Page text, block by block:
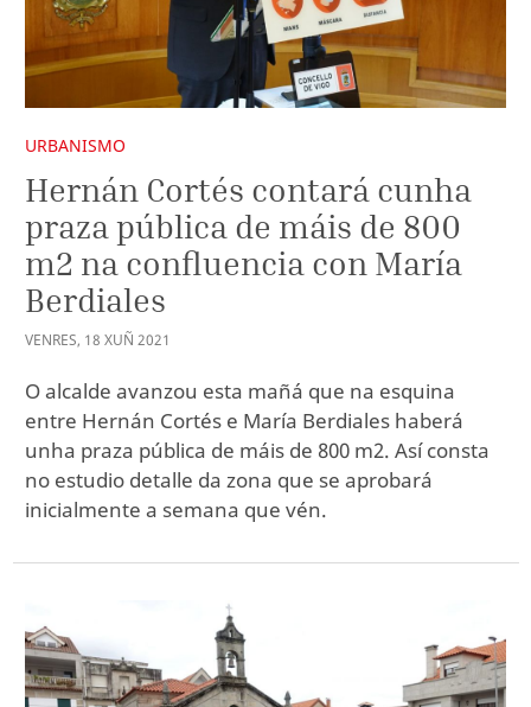
URBANISMO
Hernán Cortés contará cunha
praza pública de máis de 800
m2 na confluencia con María
Berdiales
VENRES, 18 XUÑ 2021
O alcalde avanzou esta mañá que na esquina
entre Hernán Cortés e María Berdiales haberá
unha praza pública de máis de 800 m2. Así consta
no estudio detalle da zona que se aprobará
inicialmente a semana que vén.